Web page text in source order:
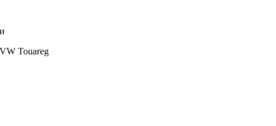
Touareg